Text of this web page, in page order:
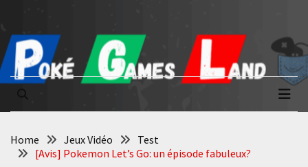
content
content
Poké Games
La passion du jeu vidéo
Home Jeux Vidéo
Test
[Avis] Pokemon Let’s Go: un épisode fabuleux?